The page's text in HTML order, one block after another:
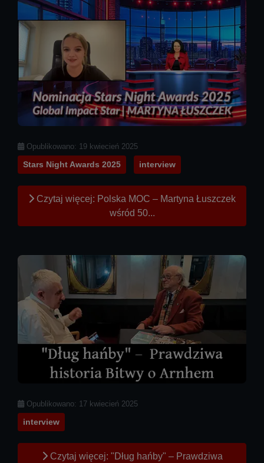
Szczegóły
Opublikowano: 19 kwiecień 2025
Stars Night Awards 2025 interview
Czytaj więcej: Polska MOC – Martyna Łuszczek
wśród 50...
Szczegóły
Opublikowano: 17 kwiecień 2025
interview
Czytaj więcej: "Dług hańby" – Prawdziwa